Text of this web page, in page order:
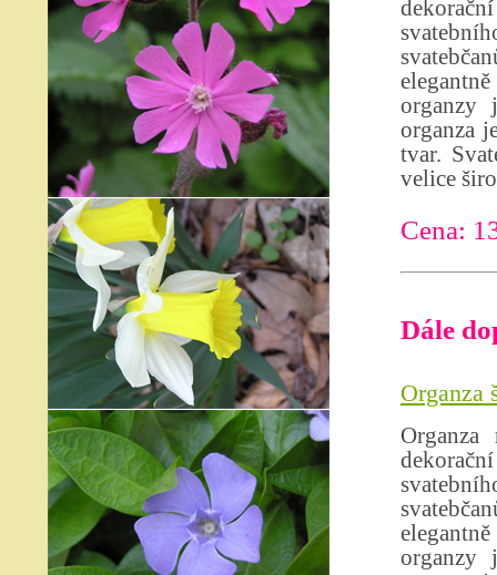
organzy
organza
tvar.
velice
Cena:
Dále
Organza
organzy